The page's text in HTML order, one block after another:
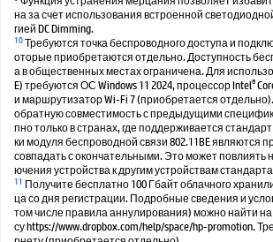
на за счет использования встроенной
гией DC Dimming.
10Требуются точка беспроводного доступа и
оторые приобретаются отдельно. Доступность
а в общественных местах ограничена. Для
E) требуются ОС Windows 11 2024, процессор Intel®
и маршрутизатор Wi-Fi 7 (приобретается
обратную совместимость с предыдущими
пно только в странах, где поддерживается
ки модуля беспроводной связи 802.11BE являются
совпадать с окончательными. Это может повлиять
ючения устройства к другим устройствам стандарта
11 Получите бесплатно 100 Гбайт облачного
ца со дня регистрации. Подробные сведения и
том числе правила аннулирования) можно найти на
су https://www.dropbox.com/help/space/hp-promotion.